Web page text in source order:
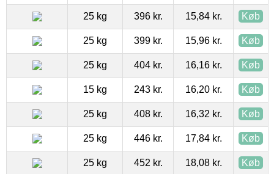
25 kg 396 kr. 15,84 kr. Køb
25 kg 399 kr. 15,96 kr. Køb
25 kg 404 kr. 16,16 kr. Køb
15 kg 243 kr. 16,20 kr. Køb
25 kg 408 kr. 16,32 kr. Køb
25 kg 446 kr. 17,84 kr. Køb
25 kg 452 kr. 18,08 kr. Køb